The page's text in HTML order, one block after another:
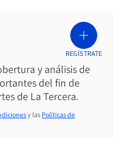
y análisis de
del fin de
de La Tercera.
REGÍSTRATE
y las Políticas de